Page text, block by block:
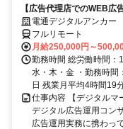
【広告代理店でのWEB広
G／全国×完全在宅／年休
電通デジタルアンカー
フルリモート
月給250,000円～
勤務時間 総労働時間：
水・木・金 ・勤務時間
日 残業月平均4時間19
仕事内容 【デジタルマ
デジタル広告運用コン
広告運用実務に携わっ